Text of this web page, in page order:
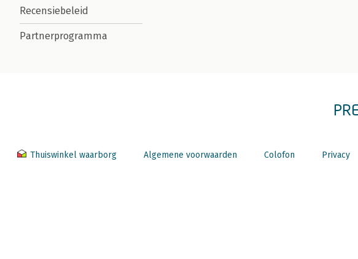
Recensiebeleid
Partnerprogramma
Thuiswinkel waarborg Algemene voorwaarden Colofon Privacy